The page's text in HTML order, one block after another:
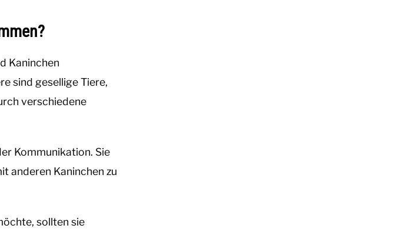
Kaninchen
sind gesellige Tiere,
verschiedene
Kommunikation. Sie
anderen Kaninchen zu
sollten sie